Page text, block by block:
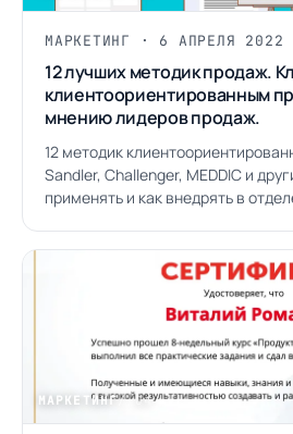
МАРКЕТИНГ · 6 АПРЕЛЯ 2022
12 лучших методик продаж.
клиентоориентированным
мнению лидеров продаж.
12 методик
Sandler, Challenger, MEDDIC и
применять и как внедрять в
МАРКЕТИНГ/ 04